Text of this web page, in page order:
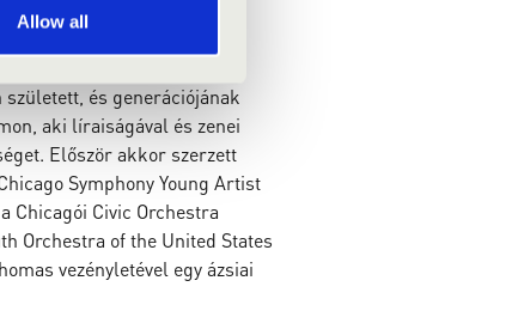
Allow all
és generációjának
aki líraiságával és zenei
Először akkor szerzett
Symphony Young Artist
Chicagói Civic Orchestra
Orchestra of the United States
vezényletével egy ázsiai